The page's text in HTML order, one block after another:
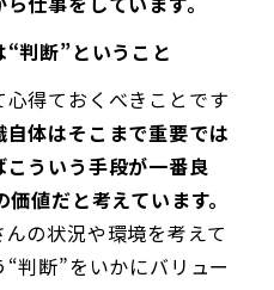
“判断”ということ
得ておくべきことです
体はそこまで重要では
ういう手段が一番良
値だと考えています。
の状況や環境を考えて
判断”をいかにバリュー